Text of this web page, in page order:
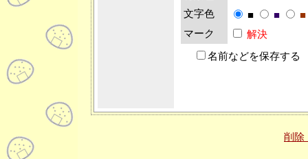
文字色
■ ■
■
マーク
解決
名前などを保存する
削除